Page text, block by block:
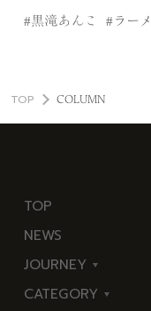
黒滝あんこ ラー
TOP COLUMN
TOP
NEWS
JOURNEY
東
CATEGORY